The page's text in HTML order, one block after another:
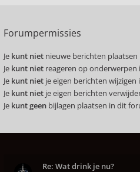
Forumpermissies
Je kunt niet nieuwe berichten
Je kunt niet reageren op
Je kunt niet je eigen berichten
Je kunt niet je eigen berichten
Je kunt geen bijlagen plaatsen in dit
Re: Wat drink je nu?